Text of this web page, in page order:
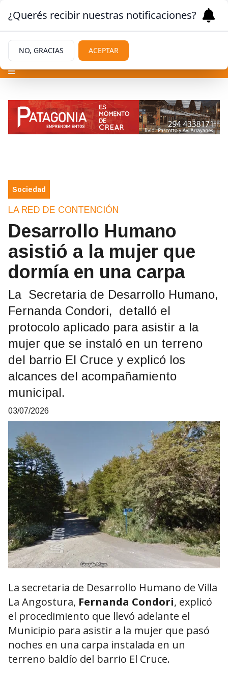
Sociedad
LA RED DE CONTENCIÓN
Desarrollo Humano
asistió a la mujer que
dormía en una carpa
La Secretaria de Desarrollo Humano,
Fernanda Condori, detalló el
protocolo aplicado para asistir a la
mujer que se instaló en un terreno
del barrio El Cruce y explicó los
alcances del acompañamiento
municipal.
03/07/2026
La secretaria de Desarrollo Humano de Villa
La Angostura, Fernanda Condori, explicó
el procedimiento que llevó adelante el
Municipio para asistir a la mujer que pasó
noches en una carpa instalada en un
terreno baldío del barrio El Cruce.
¿Querés recibir nuestras notificaciones?
NO, GRACIAS ACEPTAR